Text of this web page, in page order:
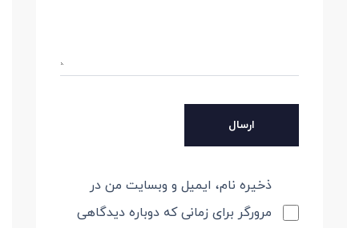
ذخیره نام، ایمیل و وبسایت من در
مرورگر برای زمانی که دوباره دیدگاهی